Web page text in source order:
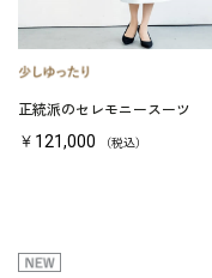
正統派のセレモニースーツ
￥121,000 （税込）